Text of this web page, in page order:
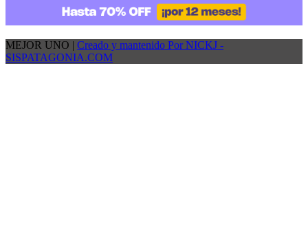
MEJOR UNO | Creado y mantenido Por NICKJ -
SISPATAGONIA.COM